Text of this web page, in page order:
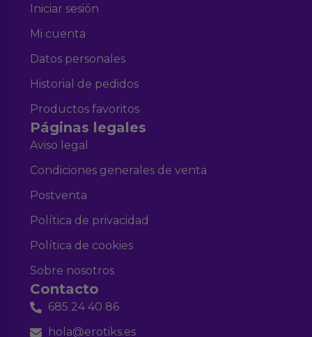
Iniciar sesión
Mi cuenta
Datos personales
Historial de pedidos
Productos favoritos
Páginas legales
Aviso legal
Condiciones generales de venta
Postventa
Política de privacidad
Política de cookies
Sobre nosotros
Contacto
685 24 40 86
hola@erotiks.es